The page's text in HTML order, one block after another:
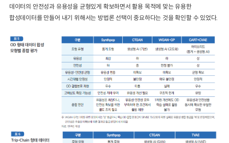
데이터의 안전성과 유용성을 균형있게 확보하면서 활용 목적에 맞는 유용한
합성데이터를 만들어 내기 위해서는 방법론 선택이 중요하다는 것을 확인할 수 있었다.